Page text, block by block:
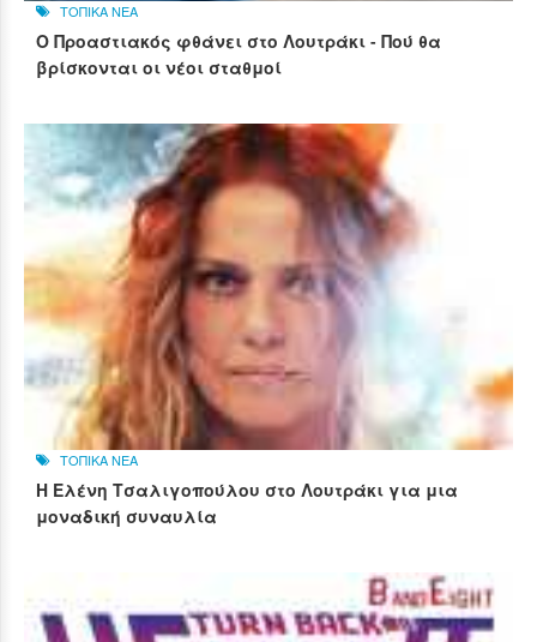
ΤΟΠΙΚΑ ΝΕΑ
Ο Προαστιακός φθάνει στο Λουτράκι - Πού θα
βρίσκονται οι νέοι σταθμοί
ΤΟΠΙΚΑ ΝΕΑ
Η Ελένη Τσαλιγοπούλου στο Λουτράκι για μια
μοναδική συναυλία